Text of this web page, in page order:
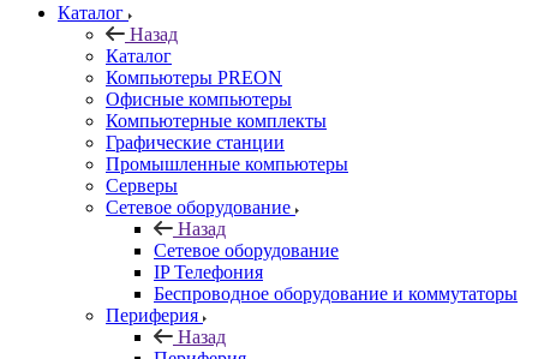
Каталог
Назад
Каталог
Компьютеры PREON
Офисные компьютеры
Компьютерные комплекты
Графические станции
Промышленные компьютеры
Серверы
Сетевое оборудование
Назад
Сетевое оборудование
IP Телефония
Беспроводное оборудование и коммутаторы
Периферия
Назад